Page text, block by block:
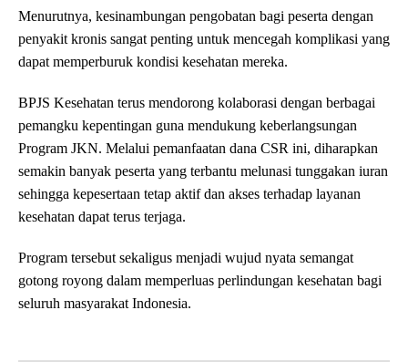
Menurutnya, kesinambungan pengobatan bagi peserta dengan
penyakit kronis sangat penting untuk mencegah komplikasi yang
dapat memperburuk kondisi kesehatan mereka.
BPJS Kesehatan terus mendorong kolaborasi dengan berbagai
pemangku kepentingan guna mendukung keberlangsungan
Program JKN. Melalui pemanfaatan dana CSR ini, diharapkan
semakin banyak peserta yang terbantu melunasi tunggakan iuran
sehingga kepesertaan tetap aktif dan akses terhadap layanan
kesehatan dapat terus terjaga.
Program tersebut sekaligus menjadi wujud nyata semangat
gotong royong dalam memperluas perlindungan kesehatan bagi
seluruh masyarakat Indonesia.